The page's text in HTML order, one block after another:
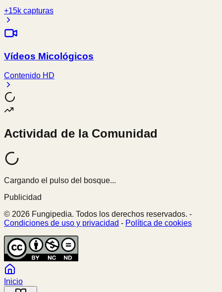
+15k capturas
Vídeos Micológicos
Contenido HD
Actividad de la Comunidad
Cargando el pulso del bosque...
Publicidad
© 2026 Fungipedia. Todos los derechos reservados. -
Condiciones de uso y privacidad - Política de cookies
Inicio